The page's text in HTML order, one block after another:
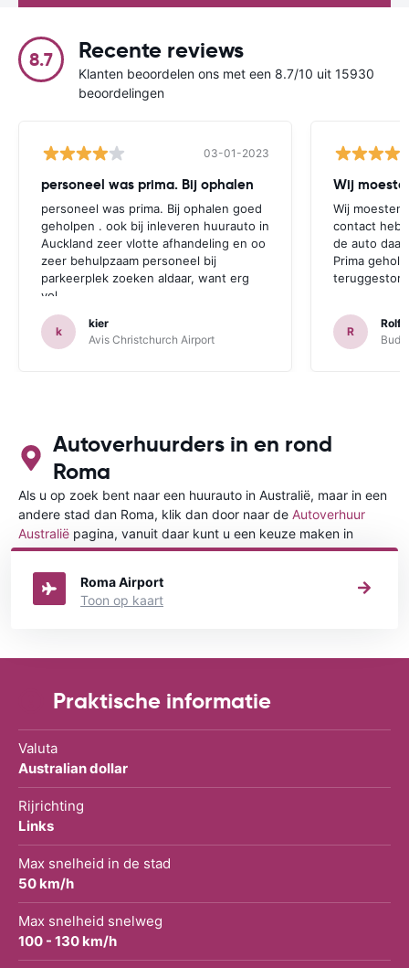
8.7 Recente reviews
Klanten beoordelen ons met een 8.7/10 uit 15930
beoordelingen
03-01-2023
personeel was prima. Bij ophalen
personeel was prima. Bij ophalen goed
geholpen . ook bij inleveren huurauto in
Auckland zeer vlotte afhandeling en oo
zeer behulpzaam personeel bij
parkeerplek zoeken aldaar, want erg
vol.
k
kier
Avis Christchurch Airport
Wij
Wij moesten
contact
de auto
Prima
R
Rolf
Autoverhuurders in en rond
Roma
Als u op zoek bent naar een huurauto in Australië, maar in een
andere stad dan Roma, klik dan door naar de Autoverhuur
Australië pagina, vanuit daar kunt u een keuze maken in
welke stad in Australië u een auto huren wilt.
Roma Airport
Toon op kaart
Praktische informatie
Valuta
Australian dollar
Rijrichting
Links
Max snelheid in de stad
50 km/h
Max snelheid snelweg
100 - 130 km/h